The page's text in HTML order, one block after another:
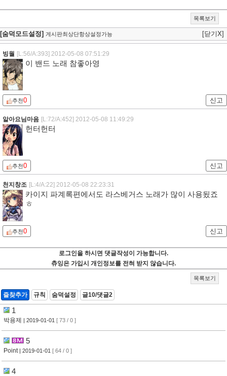
목록보기
[숨덕모드설정] 게시판최상단항상설정가능 [닫기X]
빙월 [L:56/A:393] 2012-05-08 07:51:29
이 밴드 노래 참좋아영
추천0 신고
알아요님마음 [L:72/A:452] 2012-05-08 11:49:29
헌터헌터
추천0 신고
천지창조 [L:4/A:22] 2012-05-08 22:23:31
카이지 파계록편에서도 라스베거스 노래가 많이 사용됬죠
ㅎ
추천0 신고
로그인을 하시면 댓글작성이 가능합니다.
츄잉은 가입시 개인정보를 전혀 받지 않습니다.
목록보기
즐찾추가 규칙 숨덕설정 글10/댓글2
1
박용제 | 2019-01-01 [ 73 / 0 ]
5
Point | 2019-01-01 [ 64 / 0 ]
4